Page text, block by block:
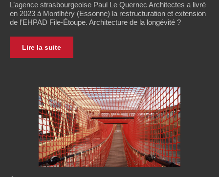
L’agence strasbourgeoise Paul Le Quernec Architectes a livré
en 2023 à Montlhéry (Essonne) la restructuration et extension
de l’EHPAD File-Étoupe. Architecture de la longévité ?
Lire la suite